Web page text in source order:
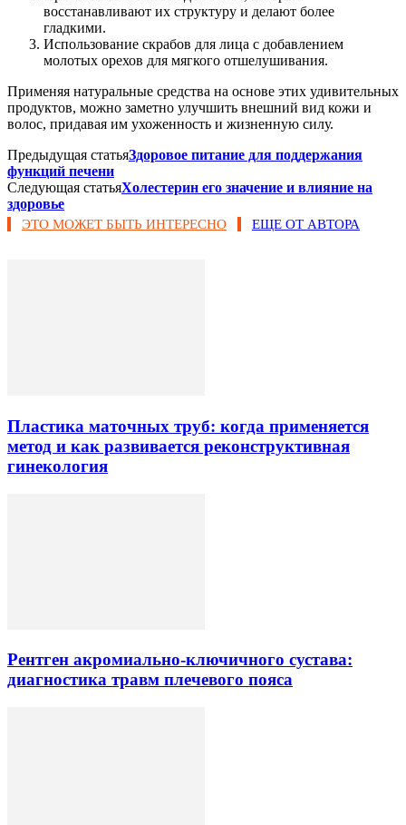
восстанавливают их структуру и делают более
гладкими.
Использование скрабов для лица с добавлением
молотых орехов для мягкого отшелушивания.
Применяя натуральные средства на основе этих удивительных
продуктов, можно заметно улучшить внешний вид кожи и
волос, придавая им ухоженность и жизненную силу.
Предыдущая статьяЗдоровое питание для поддержания
функций печени
Следующая статьяХолестерин его значение и влияние на
здоровье
ЭТО МОЖЕТ БЫТЬ ИНТЕРЕСНО ЕЩЕ ОТ АВТОРА
Пластика маточных труб: когда применяется
метод и как развивается реконструктивная
гинекология
Рентген акромиально-ключичного сустава:
диагностика травм плечевого пояса